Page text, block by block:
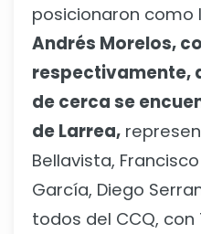
posicionaron como
Andrés Morelos,
respectivamente,
de cerca se
de Larrea,
Bellavista,
García, Diego
todos del CCQ, con